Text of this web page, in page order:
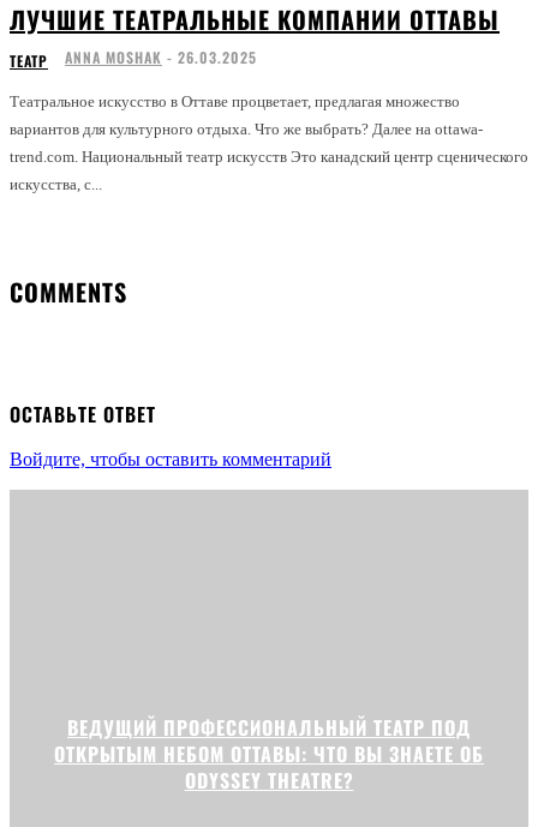
ЛУЧШИЕ ТЕАТРАЛЬНЫЕ КОМПАНИИ ОТТАВЫ
ТЕАТР ANNA MOSHAK - 26.03.2025
Театральное искусство в Оттаве процветает, предлагая множество
вариантов для культурного отдыха. Что же выбрать? Далее на ottawa-
trend.com. Национальный театр искусств Это канадский центр сценического
искусства, с...
COMMENTS
ОСТАВЬТЕ ОТВЕТ
Войдите, чтобы оставить комментарий
ВЕДУЩИЙ ПРОФЕССИОНАЛЬНЫЙ ТЕАТР ПОД
ОТКРЫТЫМ НЕБОМ ОТТАВЫ: ЧТО ВЫ ЗНАЕТЕ ОБ
ODYSSEY THEATRE?